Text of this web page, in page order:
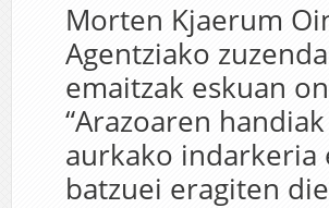
Morten Kjaerum
Agentziako
emaitzak eskuan
“Arazoaren
aurkako indarkeria
batzuei eragiten